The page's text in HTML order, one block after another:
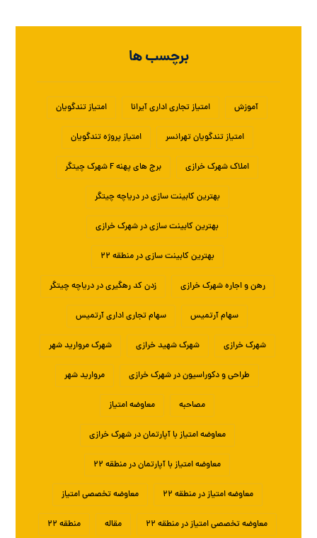
برچسب ها
آموزش امتیاز تجاری اداری آیرانا امتیاز تندگویان
امتیاز تندگویان تهرانسر امتیاز پروژه تندگویان
املاک شهرک خرازی برج های پهنه F شهرک چیتگر
بهترین کابینت سازی در دریاچه چیتگر
بهترین کابینت سازی در شهرک خرازی
بهترین کابینت سازی در منطقه ۲۲
رهن و اجاره شهرک خرازی زدن کد رهگیری در دریاچه چیتگر
سهام آرتمیس سهام تجاری اداری آرتمیس
شهرک خرازی شهرک شهید خرازی شهرک مروارید شهر
طراحی و دکوراسیون در شهرک خرازی مروارید شهر
مصاحبه معاوضه امتیاز
معاوضه امتیاز با آپارتمان در شهرک خرازی
معاوضه امتیاز با آپارتمان در منطقه ۲۲
معاوضه امتیاز در منطقه ۲۲ معاوضه تخصصی امتیاز
معاوضه تخصصی امتیاز در منطقه ۲۲ مقاله منطقه ۲۲